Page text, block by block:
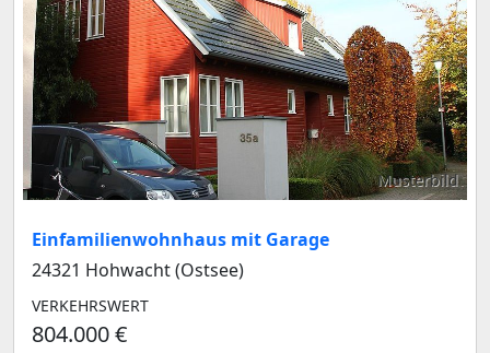
Musterbild
Einfamilienwohnhaus mit Garage
24321 Hohwacht (Ostsee)
VERKEHRSWERT
804.000 €